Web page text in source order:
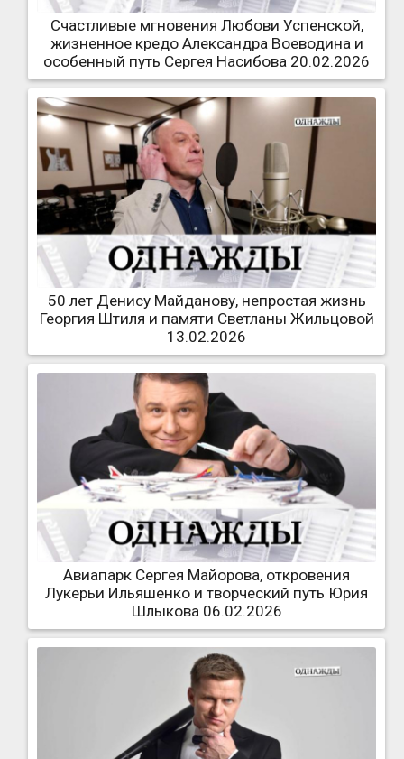
Счастливые мгновения Любови Успенской,
жизненное кредо Александра Воеводина и
особенный путь Сергея Насибова 20.02.2026
50 лет Денису Майданову, непростая жизнь
Георгия Штиля и памяти Светланы Жильцовой
13.02.2026
Авиапарк Сергея Майорова, откровения
Лукерьи Ильяшенко и творческий путь Юрия
Шлыкова 06.02.2026